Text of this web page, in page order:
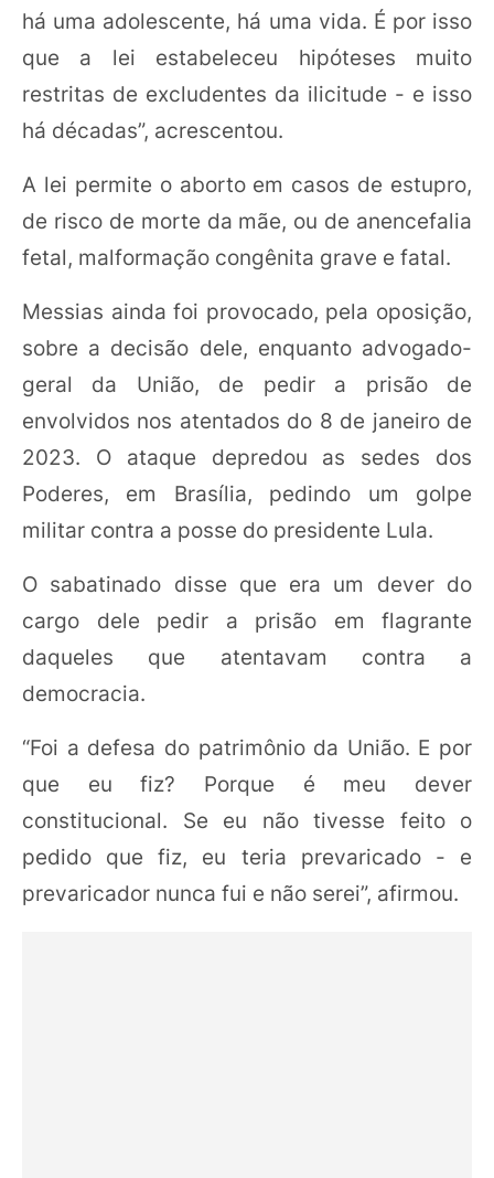
há uma adolescente, há uma vida. É por isso
que a lei estabeleceu hipóteses muito
restritas de excludentes da ilicitude - e isso
há décadas”, acrescentou.
A lei permite o aborto em casos de estupro,
de risco de morte da mãe, ou de anencefalia
fetal, malformação congênita grave e fatal.
Messias ainda foi provocado, pela oposição,
sobre a decisão dele, enquanto advogado-
geral da União, de pedir a prisão de
envolvidos nos atentados do 8 de janeiro de
2023. O ataque depredou as sedes dos
Poderes, em Brasília, pedindo um golpe
militar contra a posse do presidente Lula.
O sabatinado disse que era um dever do
cargo dele pedir a prisão em flagrante
daqueles que atentavam contra a
democracia.
“Foi a defesa do patrimônio da União. E por
que eu fiz? Porque é meu dever
constitucional. Se eu não tivesse feito o
pedido que fiz, eu teria prevaricado - e
prevaricador nunca fui e não serei”, afirmou.